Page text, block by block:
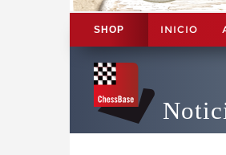
SHOP INICIO